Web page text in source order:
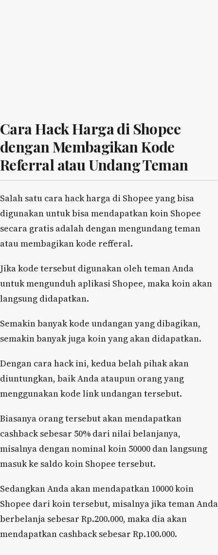
Cara Hack Harga di Shopee
dengan Membagikan Kode
Referral atau Undang Teman
Salah satu cara hack harga di Shopee yang bisa
digunakan untuk bisa mendapatkan koin Shopee
secara gratis adalah dengan mengundang teman
atau membagikan kode refferal.
Jika kode tersebut digunakan oleh teman Anda
untuk mengunduh aplikasi Shopee, maka koin akan
langsung didapatkan.
Semakin banyak kode undangan yang dibagikan,
semakin banyak juga koin yang akan didapatkan.
Dengan cara hack ini, kedua belah pihak akan
diuntungkan, baik Anda ataupun orang yang
menggunakan kode link undangan tersebut.
Biasanya orang tersebut akan mendapatkan
cashback sebesar 50% dari nilai belanjanya,
misalnya dengan nominal koin 50000 dan langsung
masuk ke saldo koin Shopee tersebut.
Sedangkan Anda akan mendapatkan 10000 koin
Shopee dari koin tersebut, misalnya jika teman Anda
berbelanja sebesar Rp.200.000, maka dia akan
mendapatkan cashback sebesar Rp.100.000.